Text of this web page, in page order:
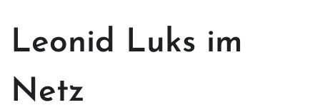
Leonid Luks im
Netz